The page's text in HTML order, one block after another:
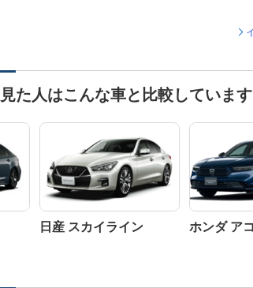
た人はこんな車と比較しています
日産 スカイライン ホンダ ア